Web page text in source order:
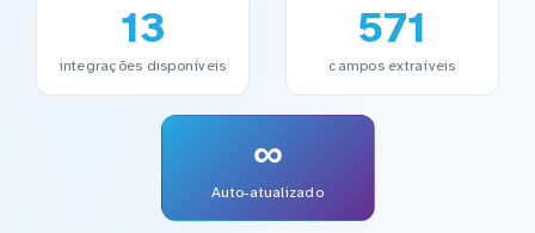
13
integrações disponíveis
571
campos extraíveis
∞
Auto-atualizado